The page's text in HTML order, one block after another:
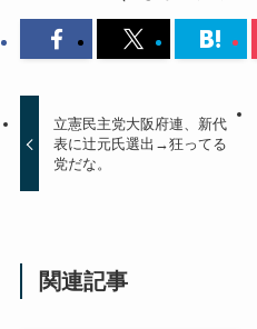
立憲民主党大阪府連、新代
表に辻元氏選出→狂ってる
党だな。
関連記事